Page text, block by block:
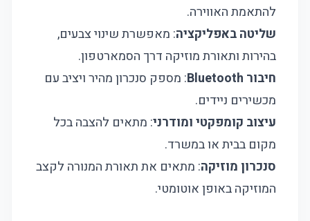
להתאמת האווירה.
שליטה באפליקציה: מאפשרת שינוי צבעים,
בהירות ותאורת מוזיקה דרך הסמארטפון.
חיבור Bluetooth
: מספק סנכרון מהיר ויציב עם
מכשירים ניידים.
עיצוב קומפקטי ומודרני: מתאים להצבה בכל
מקום בבית או במשרד.
סנכרון מוזיקה: מתאים את תאורת המנורה לקצב
המוזיקה באופן אוטומטי.